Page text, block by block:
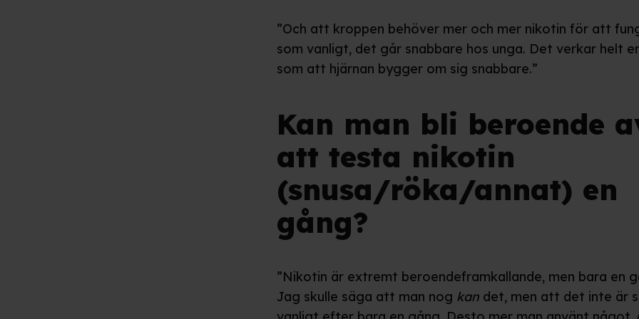
”Och att kroppen behöver mer och mer nikotin för att
som vanligt, det går snabbare hos unga. Det verkar helt
som att hjärnan bygger om sig snabbare.”
Kan man bli beroende
att testa nikotin
(snusa/röka/annat) en
gång?
”Nikotin är extremt beroendeframkallande, men bara en
Jag skulle säga att man nog kandet, men att det inte är